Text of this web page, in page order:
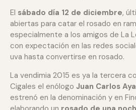
El sábado día 12 de diciembre,
abiertas para catar el rosado en
especialmente a los amigos de La
con expectación en las redes
uva hasta convertirse en rosado.
La vendimia 2015 es ya la tercera
Cigales el enólogo Juan Carlos
estrenó en la denominación y en